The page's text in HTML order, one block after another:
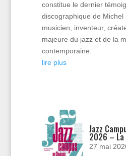
constitue le dernier
discographique de Michel
musicien, inventeur,
majeure du jazz et de la
contemporaine.
lire plus
Jazz
2026 –
27 mai